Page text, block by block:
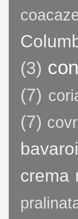
(3)
(7)
(7)
crema